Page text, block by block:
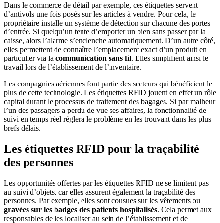
Dans le commerce de détail par exemple, ces étiquettes servent
d’antivols une fois posés sur les articles à vendre. Pour cela, le
propriétaire installe un système de détection sur chacune des portes
d’entrée. Si quelqu’un tente d’emporter un bien sans passer par la
caisse, alors l’alarme s’enclenche automatiquement. D’un autre côté,
elles permettent de connaître l’emplacement exact d’un produit en
particulier via la communication sans fil. Elles simplifient ainsi le
travail lors de l’établissement de l’inventaire.
Les compagnies aériennes font partie des secteurs qui bénéficient le
plus de cette technologie. Les étiquettes RFID jouent en effet un rôle
capital durant le processus de traitement des bagages. Si par malheur
l’un des passagers a perdu de vue ses affaires, la fonctionnalité de
suivi en temps réel réglera le problème en les trouvant dans les plus
brefs délais.
Les étiquettes RFID pour la traçabilité
des personnes
Les opportunités offertes par les étiquettes RFID ne se limitent pas
au suivi d’objets, car elles assurent également la traçabilité des
personnes. Par exemple, elles sont cousues sur les vêtements ou
gravées sur les badges des patients hospitalisés. Cela permet aux
responsables de les localiser au sein de l’établissement et de